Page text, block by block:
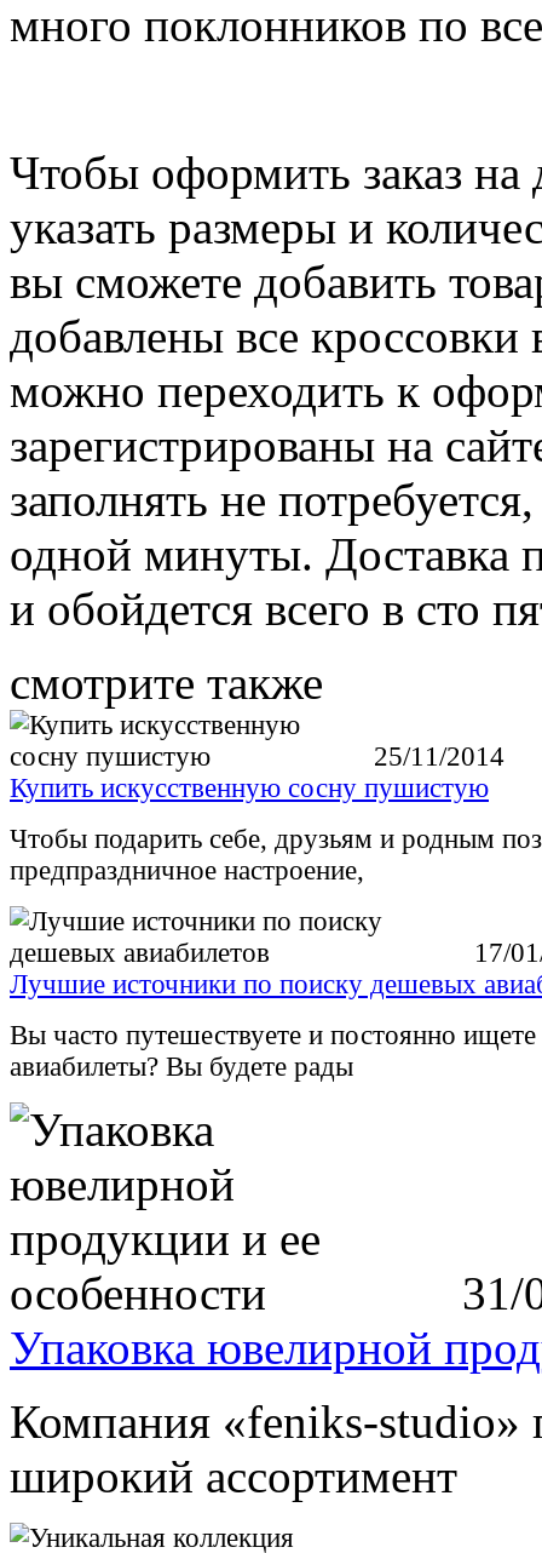
много поклонников по
Чтобы оформить заказ на
указать размеры и
вы сможете добавить
добавлены все
можно переходить к
зарегистрированы на
заполнять не
одной минуты. Доставка
и обойдется всего в сто
смотрите также
25/11/2014
Купить искусственную сосну пушистую
Чтобы подарить себе, друзьям и родным
предпраздничное настроение,
17/
Лучшие источники по поиску дешевых
Вы часто путешествуете и постоянно
авиабилеты? Вы будете рады
31/
Упаковка ювелирной
Компания «feniks-studio»
широкий ассортимент